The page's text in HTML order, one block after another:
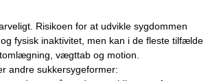
Risikoen for at udvikle sygdommen
fysisk inaktivitet, men kan i de fleste tilfælde
vægttab og motion.
andre sukkersygeformer: